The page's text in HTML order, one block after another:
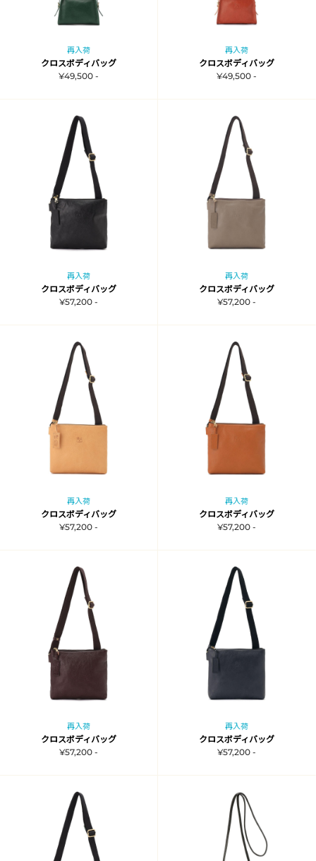
再入荷
クロスボディバッグ
¥49,500 -
再入荷
クロスボディバッグ
¥49,500 -
再入荷
クロスボディバッグ
¥57,200 -
再入荷
クロスボディバッグ
¥57,200 -
再入荷
クロスボディバッグ
¥57,200 -
再入荷
クロスボディバッグ
¥57,200 -
再入荷
クロスボディバッグ
¥57,200 -
再入荷
クロスボディバッグ
¥57,200 -